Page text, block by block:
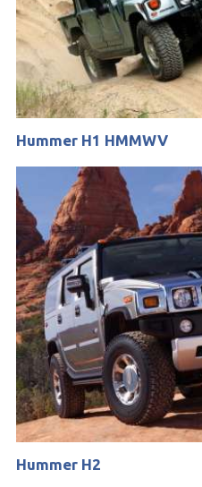
Hummer H1 HMMWV
Hummer H2